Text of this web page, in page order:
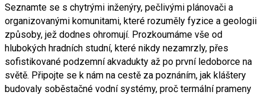
Seznamte se s chytrými inženýry, pečlivými plánovači a
organizovanými komunitami, které rozuměly fyzice a geologii
způsoby, jež dodnes ohromují. Prozkoumáme vše od
hlubokých hradních studní, které nikdy nezamrzly, přes
sofistikované podzemní akvadukty až po první ledoborce na
světě. Připojte se k nám na cestě za poznáním, jak kláštery
budovaly soběstačné vodní systémy, proč termální prameny